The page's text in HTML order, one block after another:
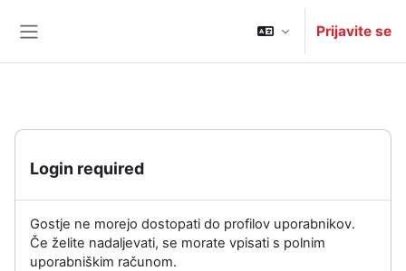
Prijavite se
Login required
Gostje ne morejo dostopati do profilov uporabnikov.
Če želite nadaljevati, se morate vpisati s polnim
uporabniškim računom.